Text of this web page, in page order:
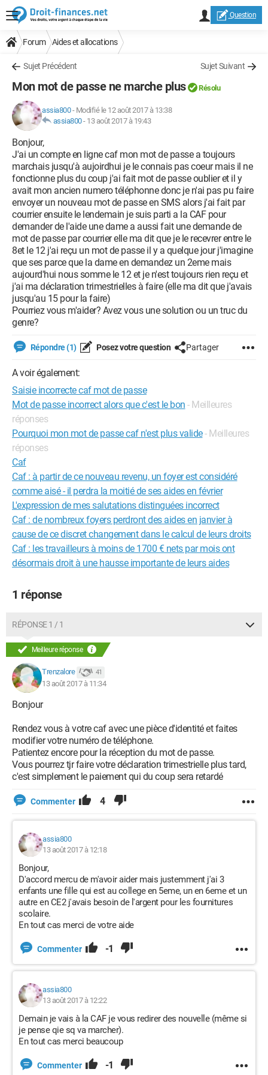
Question
Forum Aides et allocations
Sujet Précédent Sujet Suivant
Mon mot de passe ne marche plus Résolu
assia800- Modifié le 12 août 2017 à 13:38
assia800- 13 août 2017 à 19:43
Bonjour,
J'ai un compte en ligne caf mon mot de passe a toujours
marchais jusqu'à aujoirdhui je le connais pas coeur mais il ne
fonctionne plus du coup j'ai fait mot de passe oublier et il y
avait mon ancien numero téléphonne donc je n'ai pas pu faire
envoyer un nouveau mot de passe en SMS alors j'ai fait par
courrier ensuite le lendemain je suis parti a la CAF pour
demander de l'aide une dame a aussi fait une demande de
mot de passe par courrier elle ma dit que je le recevrer entre le
8et le 12 j'ai reçu un mot de passe il y a quelque jour j'imagine
que ses parce que la dame en demandez un 2eme mais
aujourd'hui nous somme le 12 et je n'est toujours rien reçu et
j'ai ma déclaration trimestrielles à faire (elle ma dit que j'avais
jusqu'au 15 pour la faire)
Pourriez vous m'aider? Avez vous une solution ou un truc du
genre?
Répondre (1) Posez votre question Partager
A voir également:
Saisie incorrecte caf mot de passe
Mot de passe incorrect alors que c'est le bon - Meilleures
réponses
Pourquoi mon mot de passe caf n'est plus valide- Meilleures
réponses
Caf
Caf : à partir de ce nouveau revenu, un foyer est considéré
comme aisé - il perdra la moitié de ses aides en février
L'expression de mes salutations distinguées incorrect
Caf : de nombreux foyers perdront des aides en janvier à
cause de ce discret changement dans le calcul de leurs droits
Caf : les travailleurs à moins de 1700 € nets par mois ont
désormais droit à une hausse importante de leurs aides
1 réponse
RÉPONSE 1 / 1
Meilleure réponse
Trenzalore 41
13 août 2017 à 11:34
Bonjour
Rendez vous à votre caf avec une pièce d'identité et faites
modifier votre numéro de téléphone.
Patientez encore pour la réception du mot de passe.
Vous pourrez tjr faire votre déclaration trimestrielle plus tard,
c'est simplement le paiement qui du coup sera retardé
Commenter 4
assia800
13 août 2017 à 12:18
Bonjour,
D'accord mercu de m'avoir aider mais justemment j'ai 3
enfants une fille qui est au college en 5eme, un en 6eme et un
autre en CE2 j'avais besoin de l'argent pour les fournitures
scolaire.
En tout cas merci de votre aide
Commenter -1
assia800
13 août 2017 à 12:22
Demain je vais à la CAF je vous redirer des nouvelle (même si
je pense qie sq va marcher).
En tout cas merci beaucoup
Commenter -1